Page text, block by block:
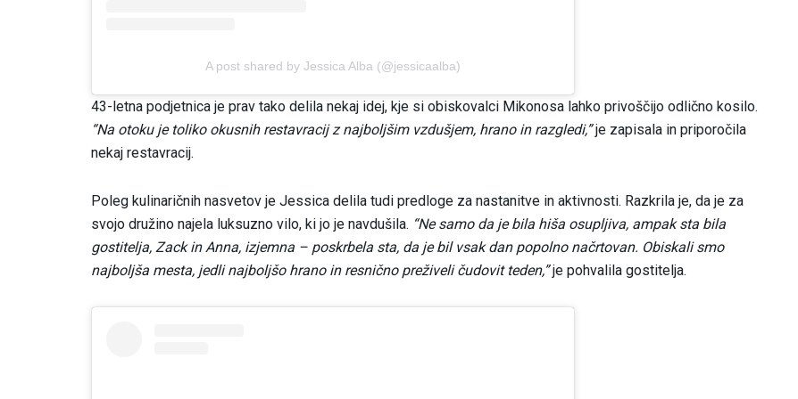
A post shared by Jessica Alba (@jessicaalba)
43-letna podjetnica je prav tako delila nekaj idej, kje si obiskovalci Mikonosa lahko privoščijo odlično kosilo.
“Na otoku je toliko okusnih restavracij z najboljšim vzdušjem, hrano in razgledi,”je zapisala in priporočila
nekaj restavracij.
Poleg kulinaričnih nasvetov je Jessica delila tudi predloge za nastanitve in aktivnosti. Razkrila je, da je za
svojo družino najela luksuzno vilo, ki jo je navdušila. “Ne samo da je bila hiša osupljiva, ampak sta bila
gostitelja, Zack in Anna, izjemna – poskrbela sta, da je bil vsak dan popolno načrtovan. Obiskali smo
najboljša mesta, jedli najboljšo hrano in resnično preživeli čudovit teden,”je pohvalila gostitelja.